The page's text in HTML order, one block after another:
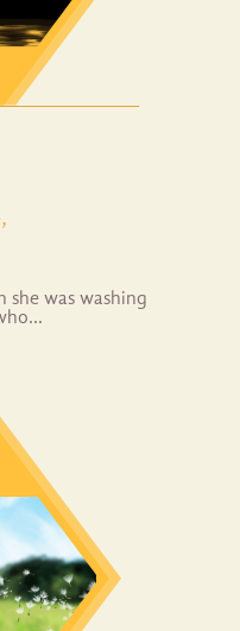
she was washing